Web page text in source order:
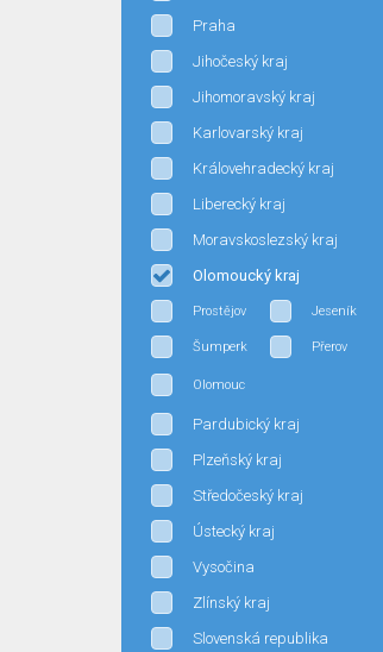
Praha
Jihočeský kraj
Jihomoravský kraj
Karlovarský kraj
Královehradecký kraj
Liberecký kraj
Moravskoslezský kraj
Olomoucký kraj
Prostějov Jeseník
Šumperk Přerov
Olomouc
Pardubický kraj
Plzeňský kraj
Středočeský kraj
Ústecký kraj
Vysočina
Zlínský kraj
Slovenská republika